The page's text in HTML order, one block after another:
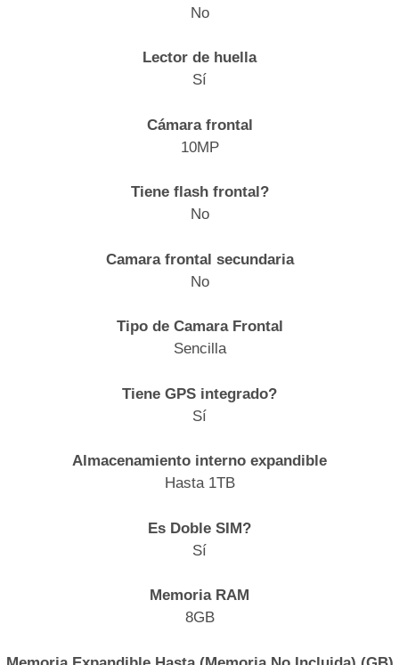
No
Lector de huella
Sí
Cámara frontal
10MP
Tiene flash frontal?
No
Camara frontal secundaria
No
Tipo de Camara Frontal
Sencilla
Tiene GPS integrado?
Sí
Almacenamiento interno expandible
Hasta 1TB
Es Doble SIM?
Sí
Memoria RAM
8GB